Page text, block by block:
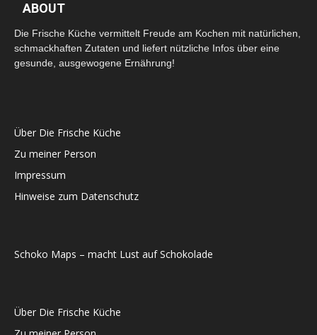
ABOUT
Die Frische Küche vermittelt Freude am Kochen mit natürlichen,
schmackhaften Zutaten und liefert nützliche Infos über eine
gesunde, ausgewogene Ernährung!
Über Die Frische Küche
Zu meiner Person
Impressum
Hinweise zum Datenschutz
Schoko Maps – macht Lust auf Schokolade
Über Die Frische Küche